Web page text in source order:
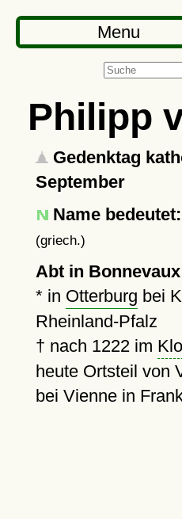
Menu
Philipp
Gedenktag
September
Name bedeutet:
(griech.)
Abt in Bonnevaux
* in Otterburg bei
Rheinland-Pfalz
† nach 1222im
heute Ortsteil von
bei Vienne in